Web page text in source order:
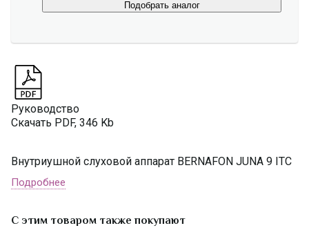
Подобрать аналог
Руководство
Скачать PDF, 346 Kb
Внутриушной слуховой аппарат BERNAFON JUNA 9 ITC
Подробнее
С этим товаром также покупают